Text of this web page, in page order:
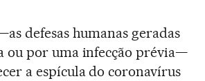
defesas humanas geradas
ou por uma infecção prévia—
a espícula do coronavírus